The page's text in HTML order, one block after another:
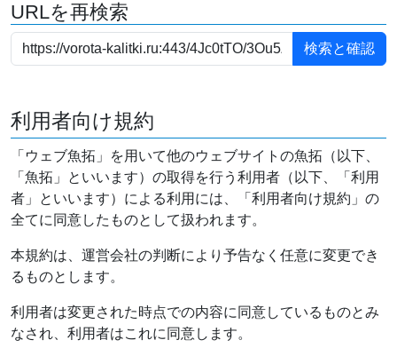
URLを再検索
利用者向け規約
「ウェブ魚拓」を用いて他のウェブサイトの魚拓（以下、
「魚拓」といいます）の取得を行う利用者（以下、「利用
者」といいます）による利用には、「利用者向け規約」の
全てに同意したものとして扱われます。
本規約は、運営会社の判断により予告なく任意に変更でき
るものとします。
利用者は変更された時点での内容に同意しているものとみ
なされ、利用者はこれに同意します。